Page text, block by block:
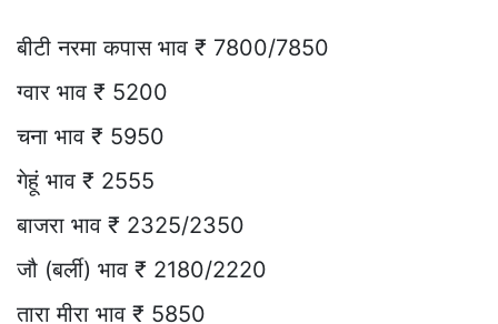
बीटी नरमा कपास भाव ₹ 7800/7850
ग्वार भाव ₹ 5200
चना भाव ₹ 5950
गेहूं भाव ₹ 2555
बाजरा भाव ₹ 2325/2350
जौ (बर्ली) भाव ₹ 2180/2220
तारा मीरा भाव ₹ 5850